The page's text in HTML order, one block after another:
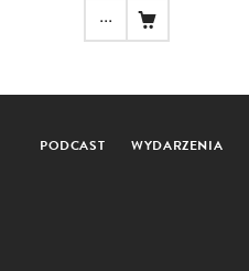
...
PODCAST WYDARZENIA